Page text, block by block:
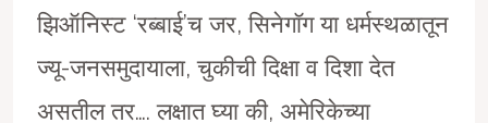
झिऑनिस्ट ‘रब्बाई’च जर, सिनेगाॅग या धर्मस्थळातून
ज्यू-जनसमुदायाला, चुकीची दिक्षा व दिशा देत
असतील तर…. लक्षात घ्या की, अमेरिकेच्या